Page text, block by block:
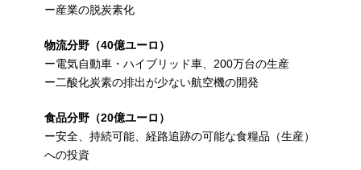
ー産業の脱炭素化
物流分野（40億ユーロ）
ー電気自動車・ハイブリッド車、200万台の生産
ー二酸化炭素の排出が少ない航空機の開発
食品分野（20億ユーロ）
ー安全、持続可能、経路追跡の可能な食糧品（生産）
への投資